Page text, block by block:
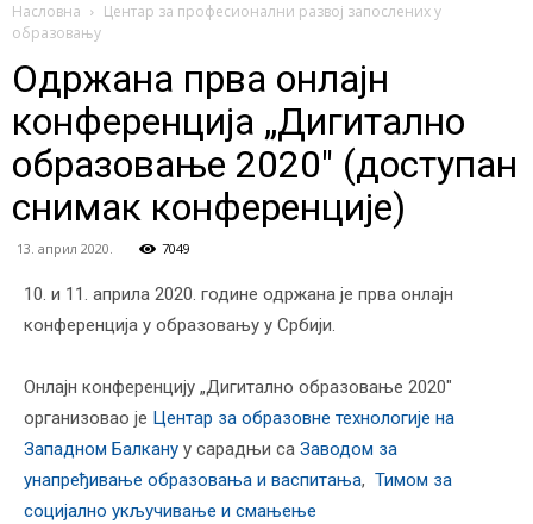
Насловна
Центар за професионални развој запослених у
образовању
Одржана прва онлајн
конференција „Дигитално
образовање 2020″ (доступан
снимак конференције)
13. април 2020. 7049
10. и 11. априла 2020. године одржана је прва онлајн
конференција у образовању у Србији.
Онлајн конференцију „Дигитално образовање 2020″
организовао је Центар за образовне технологије на
Западном Балкану у сарадњи са Заводом за
унапређивање образовања и васпитања, Тимом за
социјално укључивање и смањење